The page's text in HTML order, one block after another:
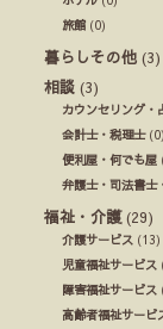
旅館 (0)
暮らしその他 (3)
相談 (3)
カウンセリング・
会計士・税理士(0)
便利屋・何でも屋
弁護士・司法書士
福祉・介護(29)
介護サービス (13)
児童福祉サービス
障害福祉サービス
高齢者福祉サービ